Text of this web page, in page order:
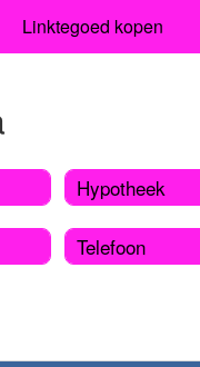
Linktegoed kopen
Hypotheek
Telefoon